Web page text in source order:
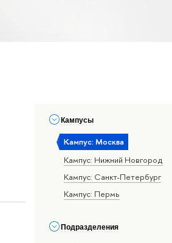
Кампусы
Кампус: Москва
Кампус: Нижний Новгород
Кампус: Санкт-Петербург
Кампус: Пермь
Подразделения